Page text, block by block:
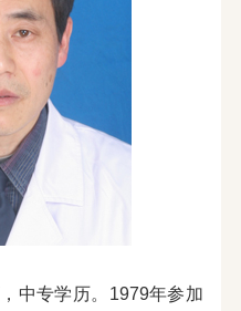
专学历。1979年参加